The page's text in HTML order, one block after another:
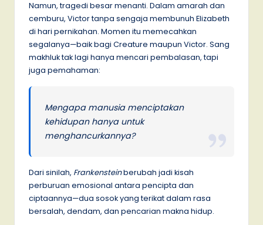
Namun, tragedi besar menanti. Dalam amarah dan
cemburu, Victor tanpa sengaja membunuh Elizabeth
di hari pernikahan. Momen itu memecahkan
segalanya—baik bagi Creature maupun Victor. Sang
makhluk tak lagi hanya mencari pembalasan, tapi
juga pemahaman:
Mengapa manusia menciptakan
kehidupan hanya untuk
menghancurkannya?
Dari sinilah, Frankensteinberubah jadi kisah
perburuan emosional antara pencipta dan
ciptaannya—dua sosok yang terikat dalam rasa
bersalah, dendam, dan pencarian makna hidup.